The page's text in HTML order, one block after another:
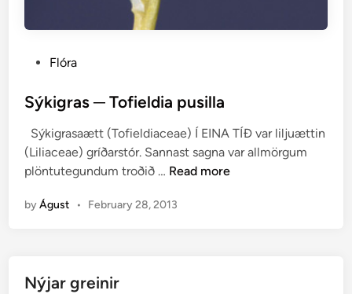
s
d
i
Flóra
Sýkigras ─ Tofieldia pusilla
Sýkigrasaætt (Tofieldiaceae) Í EINA TÍÐ var liljuættin
(Liliaceae) gríðarstór. Sannast sagna var allmörgum
plöntutegundum troðið … S
k
Read more
byÁgust • February 28, 2013
Nýjar greinir